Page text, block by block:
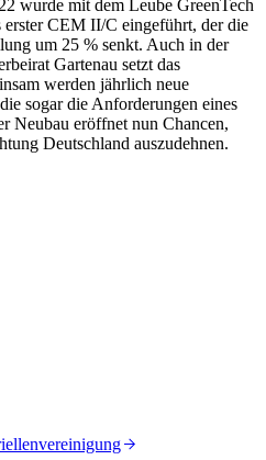
wurde mit dem Leube GreenTech
CEM II/C eingeführt, der die
um 25 % senkt. Auch in der
Gartenau setzt das
werden jährlich neue
sogar die Anforderungen eines
Neubau eröffnet nun Chancen,
Deutschland auszudehnen.